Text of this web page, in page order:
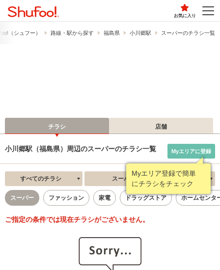
お気に入り
（シュフー） 路線・駅から探す 福島県 小川郷駅 スーパーのチラシ一覧
チラシ 店舗
小川郷駅（福島県）周辺のスーパーのチラシ一覧
Myエリア登録で簡単
にチラシをチェック
Myエリアに登録
すべてのチラシ スーパー 新着順
スーパー ファッション 家電 ドラッグストア ホームセンタ
ご指定の条件では現在チラシがございません。